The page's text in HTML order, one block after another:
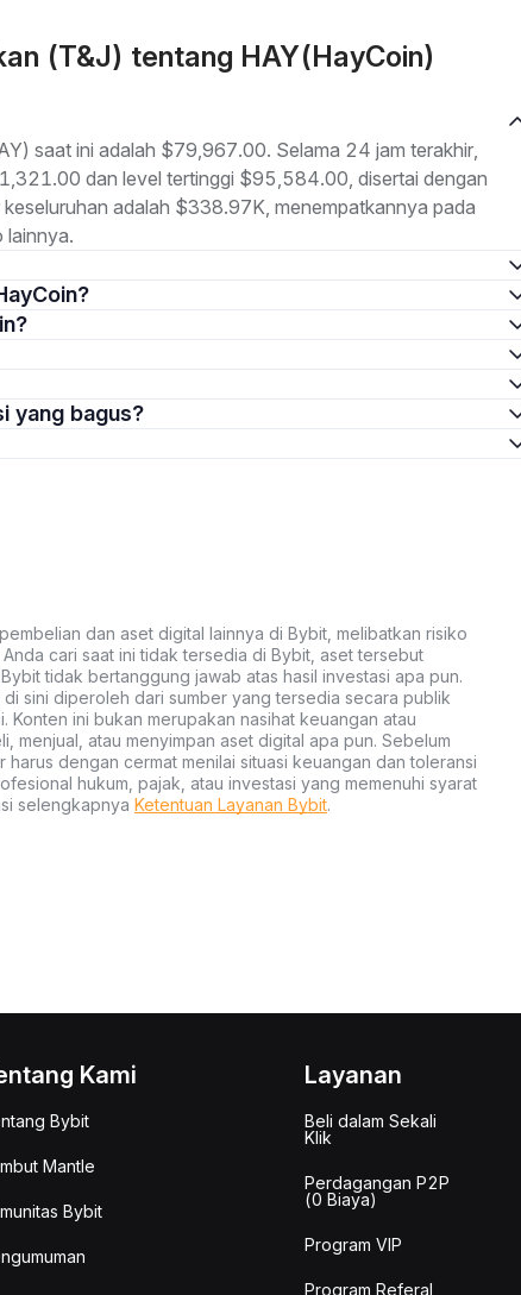
(T&J) tentang HAY(HayCoin)
saat ini adalah $79,967.00. Selama 24 jam terakhir,
dan level tertinggi $95,584.00, disertai dengan
adalah $338.97K, menempatkannya pada
lainnya.
yang bagus?
dan aset digital lainnya di Bybit, melibatkan risiko
cari saat ini tidak tersedia di Bybit, aset tersebut
tidak bertanggung jawab atas hasil investasi apa pun.
sini diperoleh dari sumber yang tersedia secara publik
Konten ini bukan merupakan nasihat keuangan atau
menjual, atau menyimpan aset digital apa pun. Sebelum
dengan cermat menilai situasi keuangan dan toleransi
hukum, pajak, atau investasi yang memenuhi syarat
selengkapnya Ketentuan Layanan Bybit.
Kami
Bybit
Mantle
Bybit
Layanan
Beli dalam Sekali
Klik
Perdagangan P2P
(0 Biaya)
Program VIP
Program Referal